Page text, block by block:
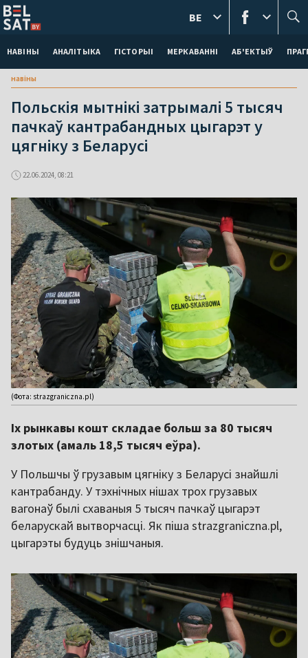
НАВІНЫ АНАЛІТЫКА ГІСТОРЫІ МЕРКАВАННI АБ'ЕКТЫЎ
BE
навіны
Польскія мытнікі затрымалі 5 тысяч
пачкаў кантрабандных цыгарэт у
цягніку з Беларусі
22.06.2024, 08:21
(Фота: strazgraniczna.pl)
Іх рынкавы кошт складае больш за 80 тысяч
злотых (амаль 18,5 тысяч еўра).
У Польшчы ў грузавым цягніку з Беларусі знайшлі
кантрабанду. У тэхнічных нішах трох грузавых
вагонаў былі схаваныя 5 тысяч пачкаў цыгарэт
беларускай вытворчасці. Як піша strazgraniczna.pl,
цыгарэты будуць знішчаныя.